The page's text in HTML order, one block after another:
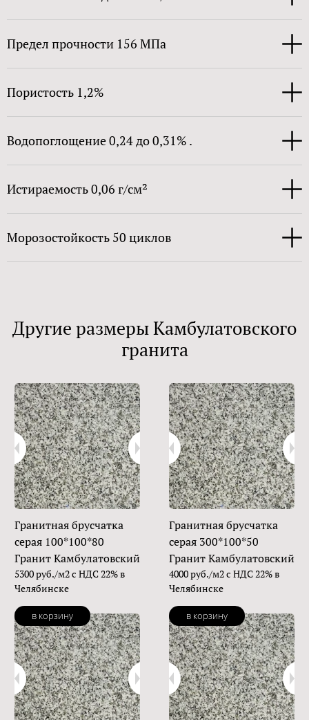
Предел прочности 156 МПа
Пористость 1,2%
Водопоглощение 0,24 до 0,31% .
Истираемость 0,06 г/см²
Морозостойкость 50 циклов
Другие размеры Камбулатовского
гранита
Гранитная брусчатка
серая 100*100*80
Гранит Камбулатовский
5300 руб./м2 с НДС 22% в
Челябинске
в корзину
Гранитная брусчатка
серая 300*100*50
Гранит Камбулатовский
4000 руб./м2 с НДС 22% в
Челябинске
в корзину